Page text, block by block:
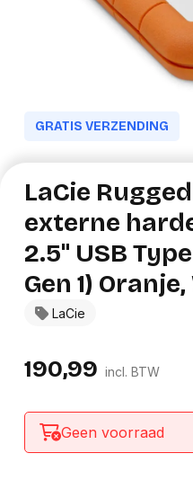
GRATIS VERZENDING
LaCie
LaCie
externe
2.5" USB
Gen 1)
190,99 incl. BTW
Geen voorraad